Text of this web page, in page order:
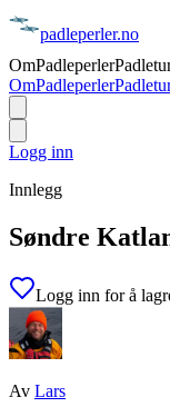
padleperler.no
OmPadleperler
OmPadleperler
Logg inn
Innlegg
Søndre
Logg inn for å
Av Lars